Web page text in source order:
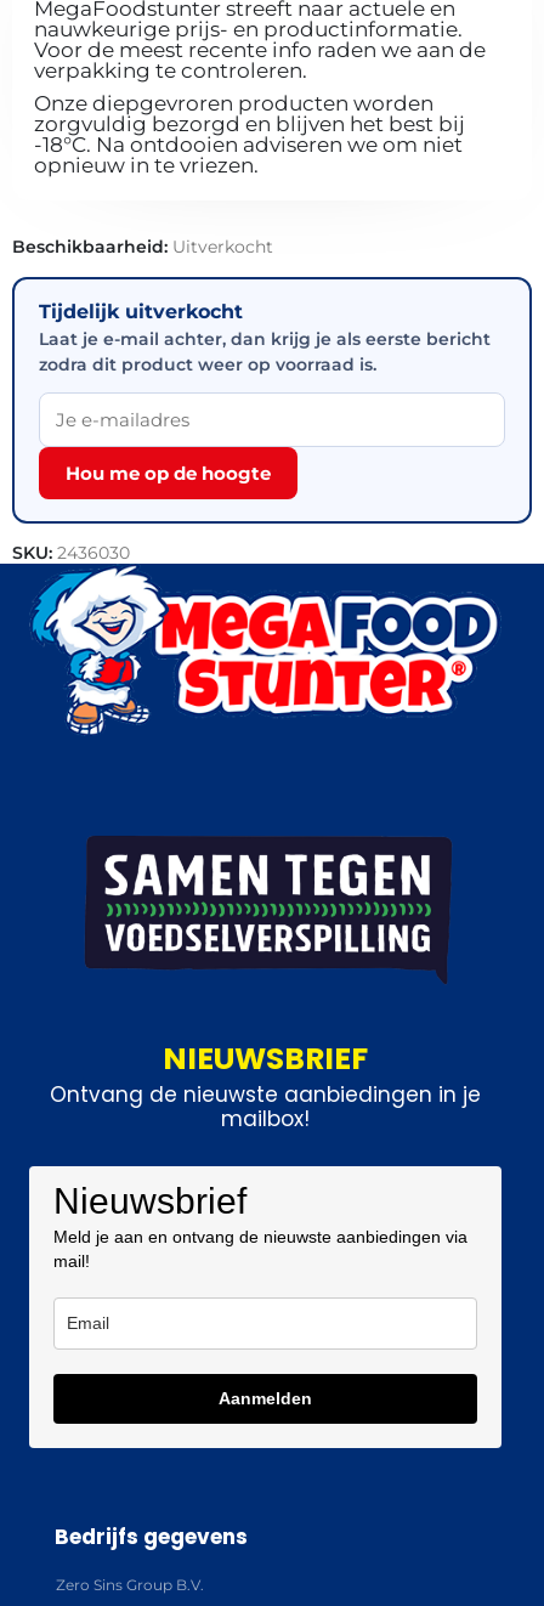
MegaFoodstunter streeft naar actuele en
nauwkeurige prijs- en productinformatie.
Voor de meest recente info raden we aan de
verpakking te controleren.
Onze diepgevroren producten worden
zorgvuldig bezorgd en blijven het best bij
-18°C. Na ontdooien adviseren we om niet
opnieuw in te vriezen.
Beschikbaarheid: Uitverkocht
Tijdelijk uitverkocht
Laat je e-mail achter, dan krijg je als eerste bericht
zodra dit product weer op voorraad is.
Hou me op de hoogte
SKU: 2436030
Categorieën:Actie
NIEUWSBRIEF
Ontvang de nieuwste aanbiedingen in je
mailbox!
Nieuwsbrief
Meld je aan en ontvang de nieuwste aanbiedingen via
mail!
Aanmelden
Bedrijfs gegevens
Zero Sins Group B.V.